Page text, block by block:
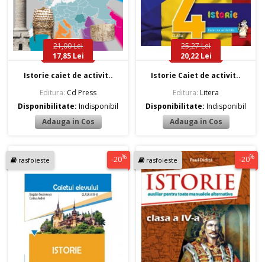
21,00 Lei
17,85 Lei
Istorie caiet de activit..
Editura: Cd Press
Disponibilitate:Indisponibil
25,27 Lei
20,22 Lei
Istorie Caiet de activit..
Editura: Litera
Disponibilitate:Indisponibil
rasfoieste -20% rasfoieste -20%